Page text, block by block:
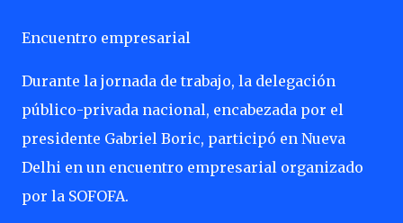
Encuentro empresarial
Durante la jornada de trabajo, la delegación
público-privada nacional, encabezada por el
presidente Gabriel Boric, participó en Nueva
Delhi en un encuentro empresarial organizado
por la SOFOFA.